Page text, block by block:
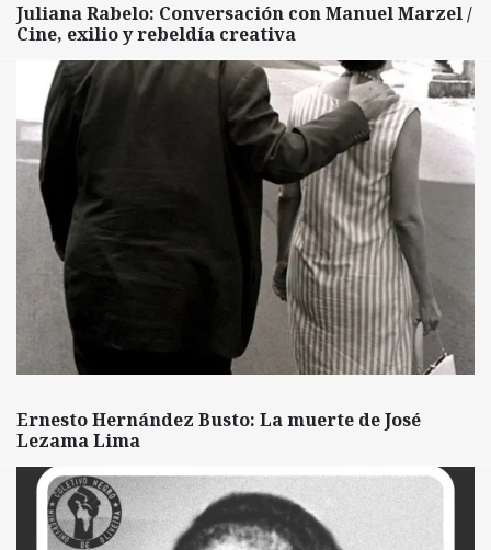
Juliana Rabelo: Conversación con Manuel Marzel /
Cine, exilio y rebeldía creativa
Ernesto Hernández Busto: La muerte de José
Lezama Lima